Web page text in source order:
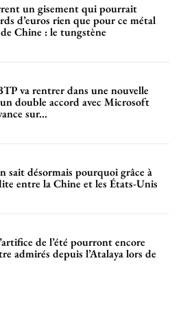
un gisement qui pourrait
d’euros rien que pour ce métal
Chine : le tungstène
va rentrer dans une nouvelle
double accord avec Microsoft
sur...
sait désormais pourquoi grâce à
entre la Chine et les États-Unis
de l’été pourront encore
admirés depuis l’Atalaya lors de